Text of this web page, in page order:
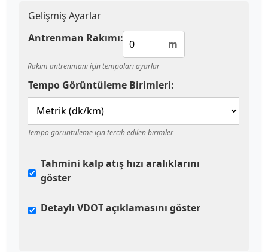
Gelişmiş Ayarlar
Antrenman Rakımı:
m
Rakım antrenmanı için tempoları ayarlar
Tempo Görüntüleme Birimleri:
Tempo görüntüleme için tercih edilen birimler
Tahmini kalp atış hızı aralıklarını
göster
Detaylı VDOT açıklamasını göster